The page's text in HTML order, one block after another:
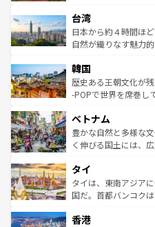
ならではの贅沢な旅のスタイルだ。
情報はコンテンツ一覧
れるおもてなしの心
人々、おいしいロー
ク、伝統的なフラダ
ワイを、存分に味わってほしい。 なお
はコンテンツ一覧を
リアリーフや大陸中
ク）、タスマニアの
ど、見どころがたく
いる。アクティビテ
ビング、ハイキング
い。オーストラリア
参照してほしい。
台湾
日本から約４時間ほ
自然が織りなす魅力
ン）、静ひつな山岳
と山間の静けさが共
驚きをもたらしてく
容にもいいと評判の
が味わえる
照してほしい。
韓国
歴史ある王朝文化が
-POPで世界を席巻し
き、地方に足を延ば
できる。そして、キ
まで、さまざまな韓
リティに包まれなが
覧を参照してほしい。
ベトナム
豊かな自然と多様な
く伸びる国土には、
急速な発展と共に伝
ーチミン市のフラン
醸し出している。ま
とつ。フォーやバイ
タイ
タイは、東南アジア
国だ。首都バンコク
の活気が交差してい
香港